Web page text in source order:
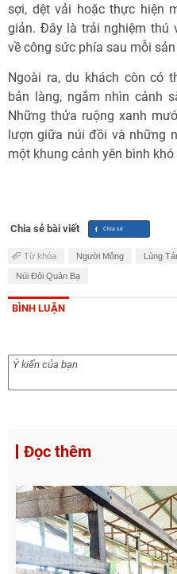
sợi, dệt vải hoặc thực hiện
giản. Đây là trải nghiệm thú
về công sức phía sau mỗi
Ngoài ra, du khách còn có
bản làng, ngắm nhìn cảnh
Những thửa ruộng xanh
lượn giữa núi đồi và những
một khung cảnh yên bình
Chia sẻ bài viết
Từ khóa Người Mông Lùng
Núi Đôi Quản Bạ
BÌNH LUẬN
Đọc thêm